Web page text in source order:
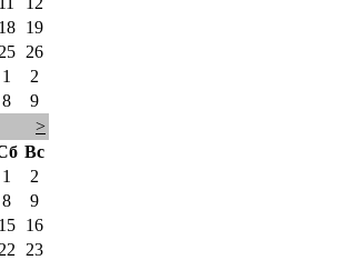
18
19
25
26
1
2
8
9
>
Вс
1
2
8
9
15
16
22
23